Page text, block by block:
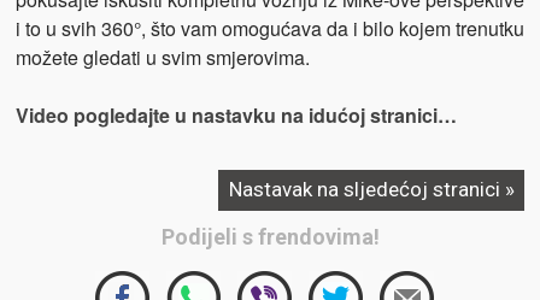
i to u svih 360°, što vam omogućava da i bilo kojem trenutku
možete gledati u svim smjerovima.
Video pogledajte u nastavku na idućoj stranici…
Nastavak na sljedećoj stranici »
Podijeli s frendovima!